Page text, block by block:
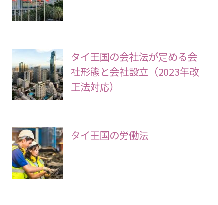
タイ王国の会社法が定める会
社形態と会社設立（2023年改
正法対応）
タイ王国の労働法